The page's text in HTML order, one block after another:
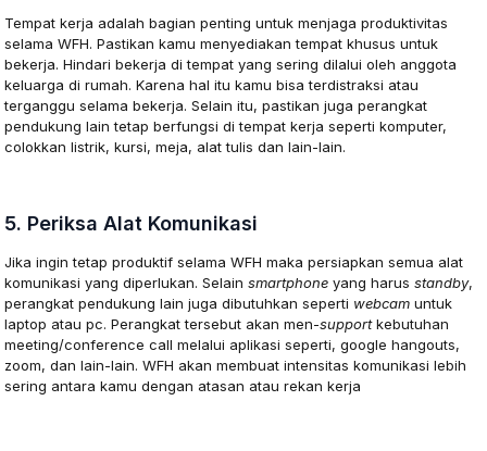
Tempat kerja adalah bagian penting untuk menjaga produktivitas
selama WFH. Pastikan kamu menyediakan tempat khusus untuk
bekerja. Hindari bekerja di tempat yang sering dilalui oleh anggota
keluarga di rumah. Karena hal itu kamu bisa terdistraksi atau
terganggu selama bekerja. Selain itu, pastikan juga perangkat
pendukung lain tetap berfungsi di tempat kerja seperti komputer,
colokkan listrik, kursi, meja, alat tulis dan lain-lain.
5. Periksa Alat Komunikasi
Jika ingin tetap produktif selama WFH maka persiapkan semua alat
komunikasi yang diperlukan. Selainsmartphoneyang harusstandby,
perangkat pendukung lain juga dibutuhkan seperti webcamuntuk
laptop atau pc. Perangkat tersebut akan men-supportkebutuhan
meeting/conference call melalui aplikasi seperti, google hangouts,
zoom, dan lain-lain. WFH akan membuat intensitas komunikasi lebih
sering antara kamu dengan atasan atau rekan kerja